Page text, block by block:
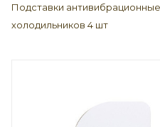
Подставки
холодильников 4 шт